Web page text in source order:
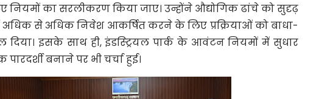
नियमों का सरलीकरण किया जाए। उन्होंने औद्योगिक ढांचे को सुदृढ़
से अधिक निवेश आकर्षित करने के लिए प्रक्रियाओं को बाधा-
दिया। इसके साथ ही, इंडस्ट्रियल पार्क के आवंटन नियमों में सुधार
बनाने पर भी चर्चा हुई।